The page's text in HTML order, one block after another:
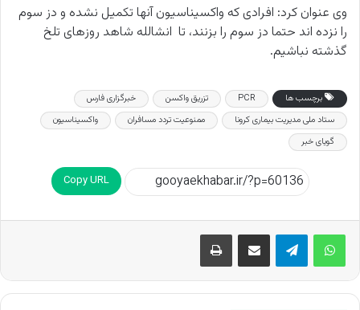
وی عنوان کرد: افرادی که واکسیناسیون آنها تکمیل نشده و دز سوم
را نزده اند حتما دز سوم را بزنند، تا انشالله شاهد روزهای تلخ
گذشته نباشیم.
برچسب ها PCR تزریق واکسن
خبرگزاری فارس
ستاد ملی مدیریت بیماری کرونا
ممنوعیت تردد مسافران
واکسیناسیون
گویای خبر
Copy URL
اشتراک گذاری از طریق ایمیل چاپ